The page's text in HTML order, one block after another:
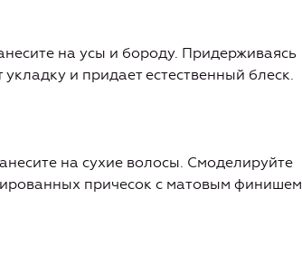
на усы и бороду. Придерживаясь
и придает естественный блеск.
на сухие волосы. Смоделируйте
причесок с матовым финишем